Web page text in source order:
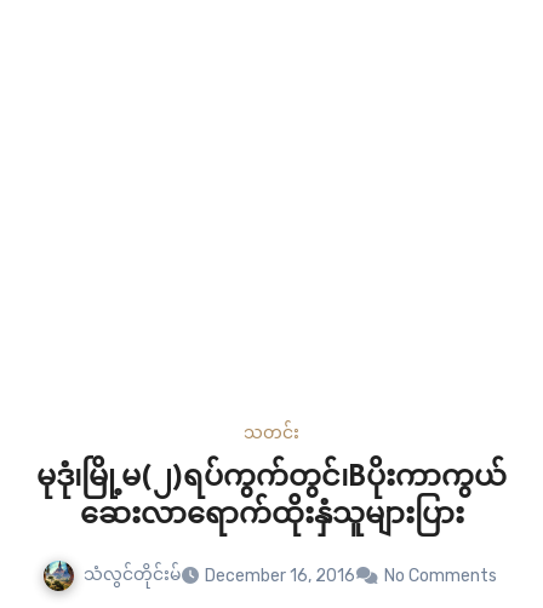
သတင်း
မုဒုံ၊မြို့မ(၂)ရပ်ကွက်တွင်၊Bပိုးကာကွယ်
ဆေးလာရောက်ထိုးနှံသူများပြား
သံလွင်တိုင်းမ် December 16, 2016 No Comments